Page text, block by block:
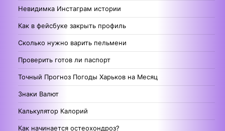
Невидимка Инстаграм истории
Как в фейсбуке закрыть профиль
Сколько нужно варить пельмени
Проверить готов ли паспорт
Точный Прогноз Погоды Харьков на Месяц
Знаки Валют
Калькулятор Калорий
Как начинается остеохондроз?